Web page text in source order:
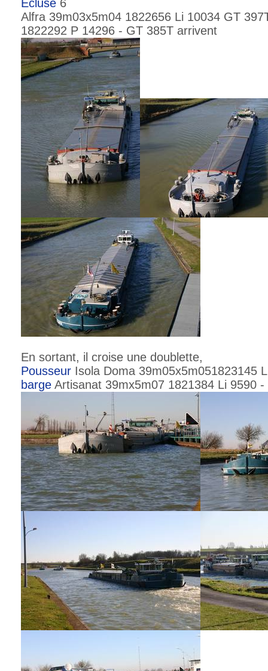
Ecluse 6
Alfra 39m03x5m04 1822656 Li 10034 GT
1822292 P 14296 - GT 385T arrivent
En sortant, il croise une doublette,
Pousseur Isola Doma 39m05x5m051823145
barge Artisanat 39mx5m07 1821384 Li 9590 -